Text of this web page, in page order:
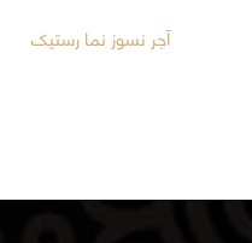
آجر نسوز نما رستیک